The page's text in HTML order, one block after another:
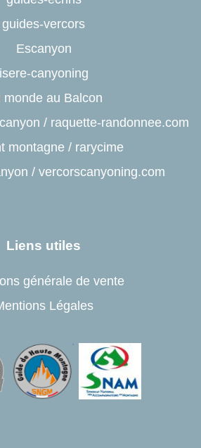
guides-vercors
Escanyon
isere-canyoning
monde au Balcon
/ raquette-randonnee.com
montagne / rarycime
/ vercorscanyoning.com
Liens utiles
générale de vente
Légales